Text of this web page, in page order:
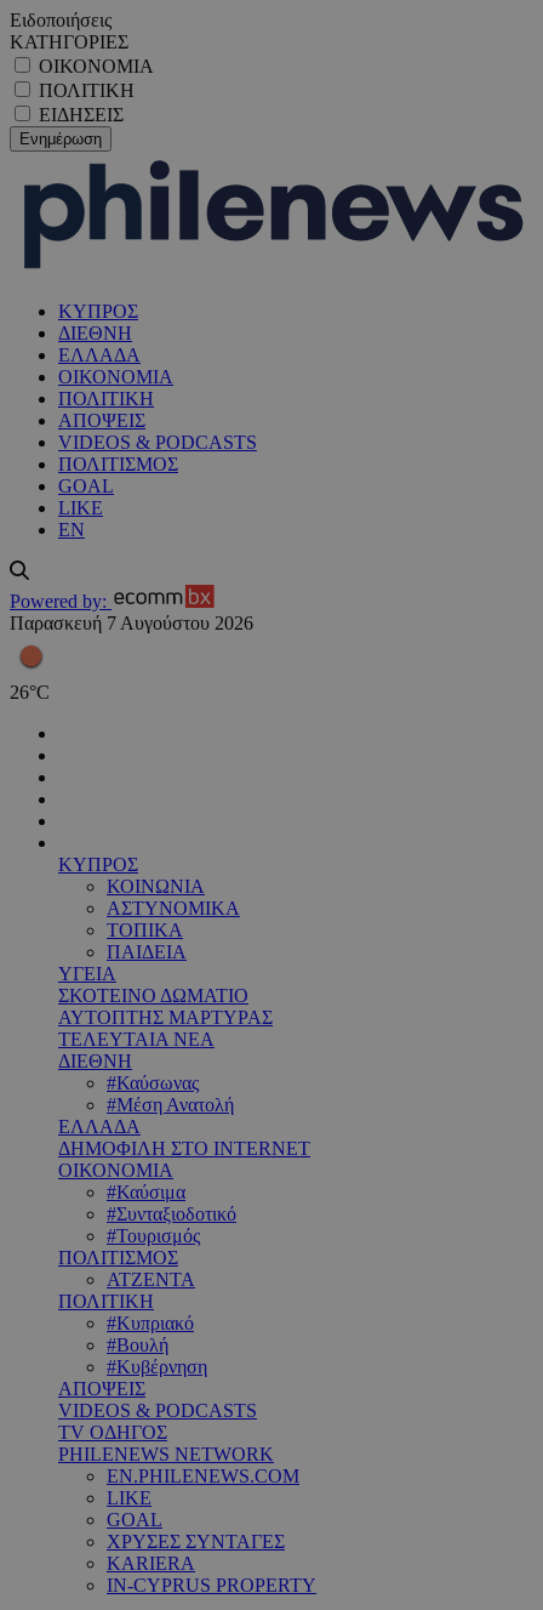
Ειδοποιήσεις
ΚΑΤΗΓΟΡΙΕΣ
ΟΙΚΟΝΟΜΙΑ
ΠΟΛΙΤΙΚΗ
ΕΙΔΗΣΕΙΣ
ΚΥΠΡΟΣ
ΔΙΕΘΝΗ
ΕΛΛΑΔΑ
ΟΙΚΟΝΟΜΙΑ
ΠΟΛΙΤΙΚΗ
ΑΠΟΨΕΙΣ
VIDEOS & PODCASTS
ΠΟΛΙΤΙΣΜΟΣ
GOAL
LIKE
EN
Powered by:
Παρασκευή 7 Αυγούστου 2026
26°C
ΚΥΠΡΟΣ
ΚΟΙΝΩΝΙΑ
ΑΣΤΥΝΟΜΙΚΑ
ΤΟΠΙΚΑ
ΠΑΙΔΕΙΑ
ΥΓΕΙΑ
ΣΚΟΤΕΙΝΟ ΔΩΜΑΤΙΟ
ΑΥΤΟΠΤΗΣ ΜΑΡΤΥΡΑΣ
ΤΕΛΕΥΤΑΙΑ ΝΕΑ
ΔΙΕΘΝΗ
#Καύσωνας
#Μέση Ανατολή
ΕΛΛΑΔΑ
ΔΗΜΟΦΙΛΗ ΣΤΟ INTERNET
ΟΙΚΟΝΟΜΙΑ
#Καύσιμα
#Συνταξιοδοτικό
#Τουρισμός
ΠΟΛΙΤΙΣΜΟΣ
ΑΤΖΕΝΤΑ
ΠΟΛΙΤΙΚΗ
#Κυπριακό
#Βουλή
#Κυβέρνηση
ΑΠΟΨΕΙΣ
VIDEOS & PODCASTS
TV ΟΔΗΓΟΣ
PHILENEWS NETWORK
EN.PHILENEWS.COM
LIKE
GOAL
ΧΡΥΣΕΣ ΣΥΝΤΑΓΕΣ
KARIERA
IN-CYPRUS PROPERTY